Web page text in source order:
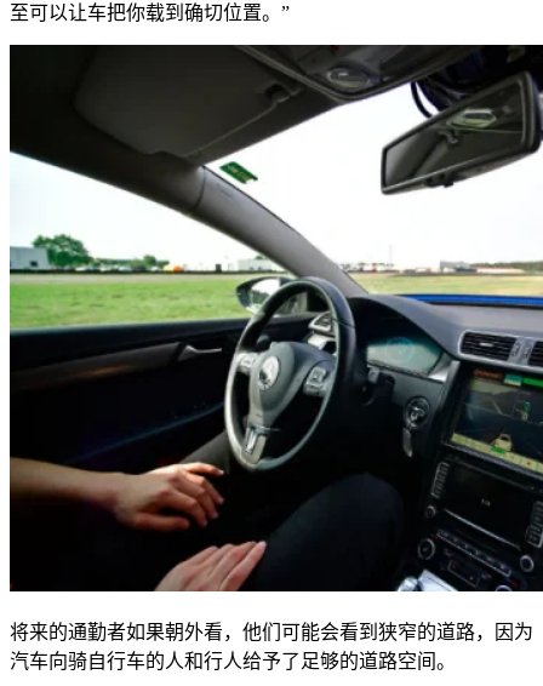
至可以让车把你载到确切位置。”
将来的通勤者如果朝外看，他们可能会看到狭窄的道路，因为
汽车向骑自行车的人和行人给予了足够的道路空间。